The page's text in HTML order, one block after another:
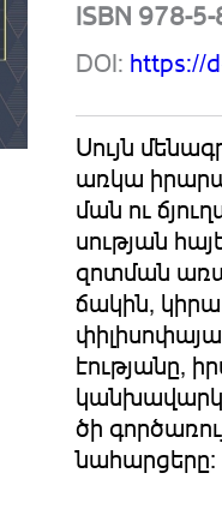
ISBN 978-
DOI: https://
Սույն
առ­կա
ման ու
սութ­յան
զոտ­ման
ճա­կին,
էութ­յա­նը,
ծի
նա­հար­ցե­րը։